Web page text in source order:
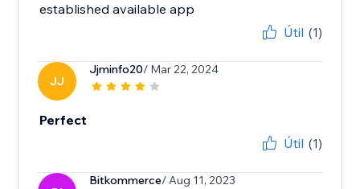
established available app
Útil (1)
JJ
Jjminfo20/ Mar 22, 2024
Perfect
Útil (1)
Bitkommerce/ Aug 11, 2023